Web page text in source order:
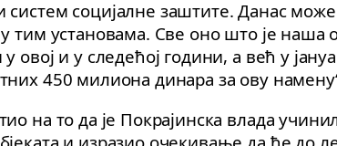
систем социјалне заштите. Данас
тим установама. Све оно што је наша
овој и у следећој години, а већ у
450 милиона динара за ову
на то да је Покрајинска влада